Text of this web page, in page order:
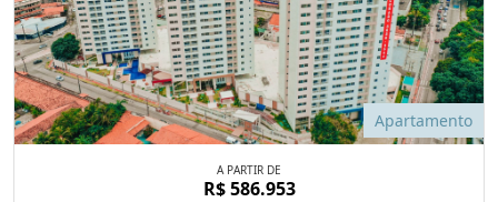
Apartamento
A PARTIR DE
R$ 586.953